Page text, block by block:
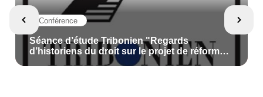
Conférence
Séance d’étude Tribonien "Regards
d’historiens du droit sur le projet de réforme
de la Cour de cassation", Nicolas Cornu